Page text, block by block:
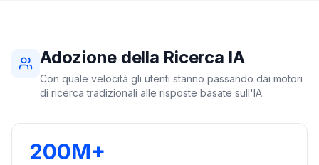
Adozione della Ricerca IA
Con quale velocità gli utenti stanno passando dai motori
di ricerca tradizionali alle risposte basate sull'IA.
200M+